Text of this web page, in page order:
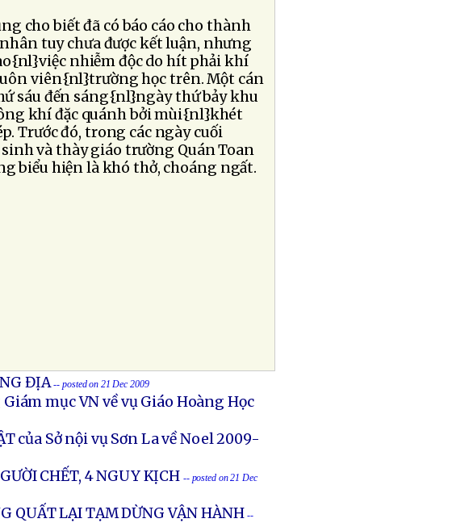
cho biết đã có báo cáo cho thành
tuy chưa được kết luận, nhưng
nhiễm độc do hít phải khí
viên{nl}trường học trên. Một cán
sáu đến sáng{nl}ngày thứ bảy khu
khí đặc quánh bởi mùi{nl}khét
Trước đó, trong các ngày cuối
và thày giáo trường Quán Toan
biểu hiện là khó thở, choáng ngất.
ĐỊA -- posted on 21 Dec 2009
mục VN về vụ Giáo Hoàng Học
của Sở nội vụ Sơn La về Noel 2009-
CHẾT, 4 NGUY KỊCH -- posted on 21 Dec
QUẤT LẠI TẠM DỪNG VẬN HÀNH --